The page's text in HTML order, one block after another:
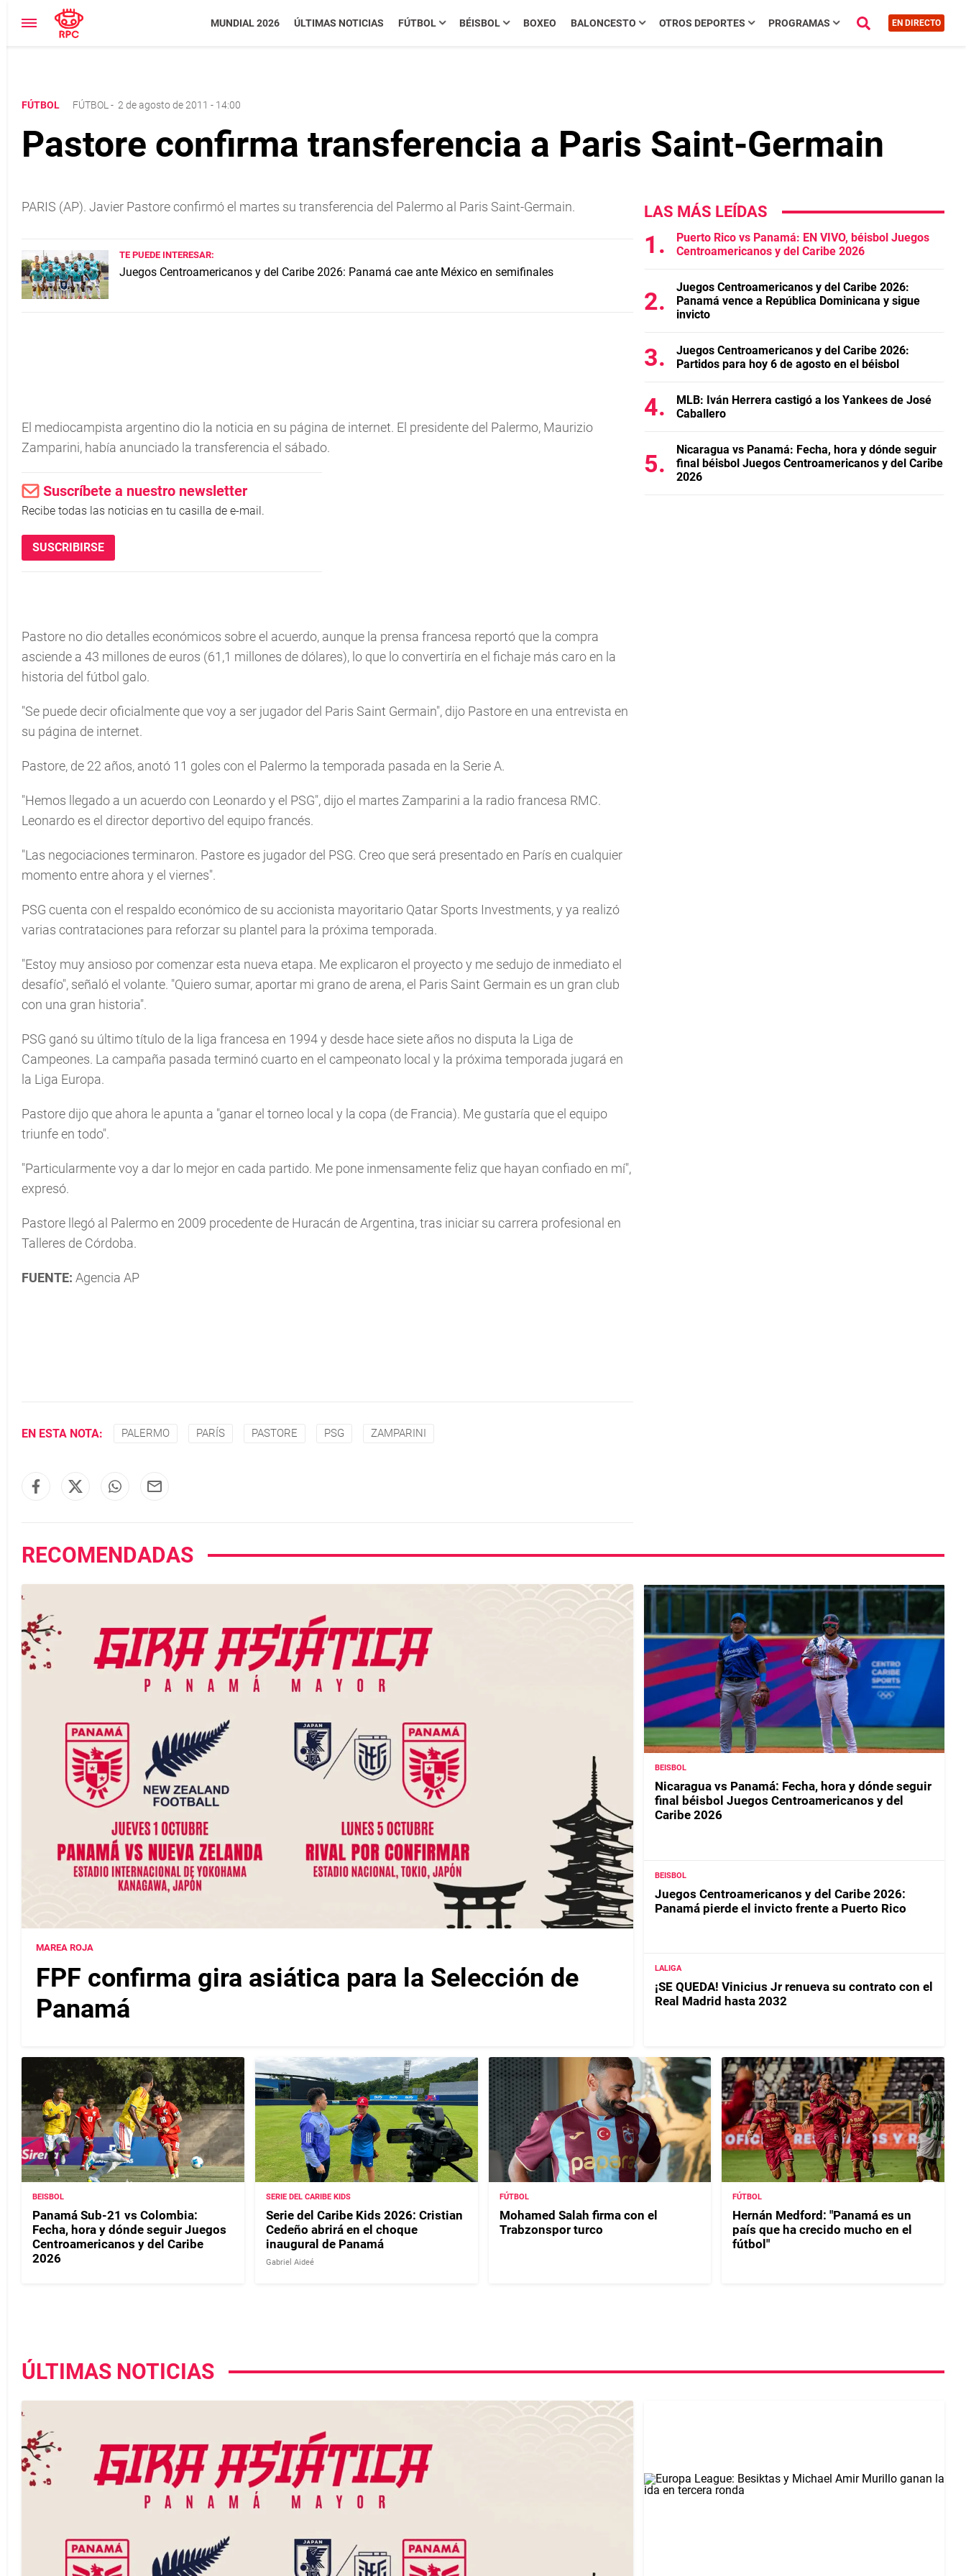
MUNDIAL 2026 ÚLTIMAS NOTICIAS FÚTBOL BÉISBOL BOXEO BALONCESTO OTROS DEPORTES PROGRAMAS EN DIRECTO
FÚTBOL FÚTBOL - 2 de agosto de 2011 - 14:00
Pastore confirma transferencia a Paris Saint-Germain
PARIS (AP). Javier Pastore confirmó el martes su transferencia del Palermo al Paris Saint-Germain.
TE PUEDE INTERESAR:
Juegos Centroamericanos y del Caribe 2026: Panamá cae ante México en semifinales
El mediocampista argentino dio la noticia en su página de internet. El presidente del Palermo, Maurizio
Zamparini, habí­a anunciado la transferencia el sábado.
Suscríbete a nuestro newsletter
Recibe todas las noticias en tu casilla de e-mail.
SUSCRIBIRSE
Pastore no dio detalles económicos sobre el acuerdo, aunque la prensa francesa reportó que la compra
asciende a 43 millones de euros (61,1 millones de dólares), lo que lo convertirí­a en el fichaje más caro en la
historia del fútbol galo.
"Se puede decir oficialmente que voy a ser jugador del Paris Saint Germain", dijo Pastore en una entrevista en
su página de internet.
Pastore, de 22 años, anotó 11 goles con el Palermo la temporada pasada en la Serie A.
"Hemos llegado a un acuerdo con Leonardo y el PSG", dijo el martes Zamparini a la radio francesa RMC.
Leonardo es el director deportivo del equipo francés.
"Las negociaciones terminaron. Pastore es jugador del PSG. Creo que será presentado en Parí­s en cualquier
momento entre ahora y el viernes".
PSG cuenta con el respaldo económico de su accionista mayoritario Qatar Sports Investments, y ya realizó
varias contrataciones para reforzar su plantel para la próxima temporada.
"Estoy muy ansioso por comenzar esta nueva etapa. Me explicaron el proyecto y me sedujo de inmediato el
desafí­o", señaló el volante. "Quiero sumar, aportar mi grano de arena, el Paris Saint Germain es un gran club
con una gran historia".
PSG ganó su último tí­tulo de la liga francesa en 1994 y desde hace siete años no disputa la Liga de
Campeones. La campaña pasada terminó cuarto en el campeonato local y la próxima temporada jugará en
la Liga Europa.
Pastore dijo que ahora le apunta a "ganar el torneo local y la copa (de Francia). Me gustarí­a que el equipo
triunfe en todo".
"Particularmente voy a dar lo mejor en cada partido. Me pone inmensamente feliz que hayan confiado en mí­",
expresó.
Pastore llegó al Palermo en 2009 procedente de Huracán de Argentina, tras iniciar su carrera profesional en
Talleres de Córdoba.
FUENTE: Agencia AP
EN ESTA NOTA: PALERMO PARÍS PASTORE PSG ZAMPARINI
LAS MÁS LEÍDAS
Puerto Rico vs Panamá: EN VIVO, béisbol Juegos
Centroamericanos y del Caribe 2026
Juegos Centroamericanos y del Caribe 2026:
Panamá vence a República Dominicana y sigue
invicto
Juegos Centroamericanos y del Caribe 2026:
Partidos para hoy 6 de agosto en el béisbol
MLB: Iván Herrera castigó a los Yankees de José
Caballero
Nicaragua vs Panamá: Fecha, hora y dónde seguir
final béisbol Juegos Centroamericanos y del Caribe
2026
RECOMENDADAS
MAREA ROJA
FPF confirma gira asiática para la Selección de
Panamá
BEISBOL
Nicaragua vs Panamá: Fecha, hora y dónde seguir
final béisbol Juegos Centroamericanos y del
Caribe 2026
BEISBOL
Juegos Centroamericanos y del Caribe 2026:
Panamá pierde el invicto frente a Puerto Rico
LALIGA
¡SE QUEDA! Vinicius Jr renueva su contrato con el
Real Madrid hasta 2032
BEISBOL
Panamá Sub-21 vs Colombia:
Fecha, hora y dónde seguir Juegos
Centroamericanos y del Caribe
2026
SERIE DEL CARIBE KIDS
Serie del Caribe Kids 2026: Cristian
Cedeño abrirá en el choque
inaugural de Panamá
Gabriel Aideé
FÚTBOL
Mohamed Salah firma con el
Trabzonspor turco
FÚTBOL
Hernán Medford: "Panamá es un
país que ha crecido mucho en el
fútbol"
ÚLTIMAS NOTICIAS